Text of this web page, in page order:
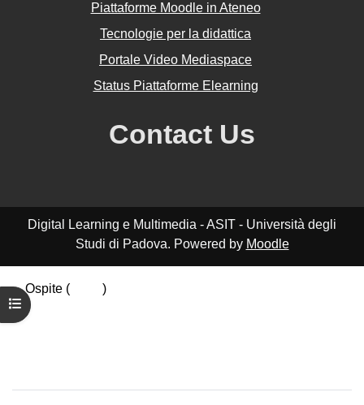
Apri indice del corso
Piattaforme Moodle in Ateneo
Tecnologie per la didattica
Portale Video Mediaspace
Status Piattaforme Elearning
Contact Us
Digital Learning e Multimedia - ASIT - Università degli
Studi di Padova. Powered by Moodle
Ospite (
)
Riepilogo della conservazione dei dati